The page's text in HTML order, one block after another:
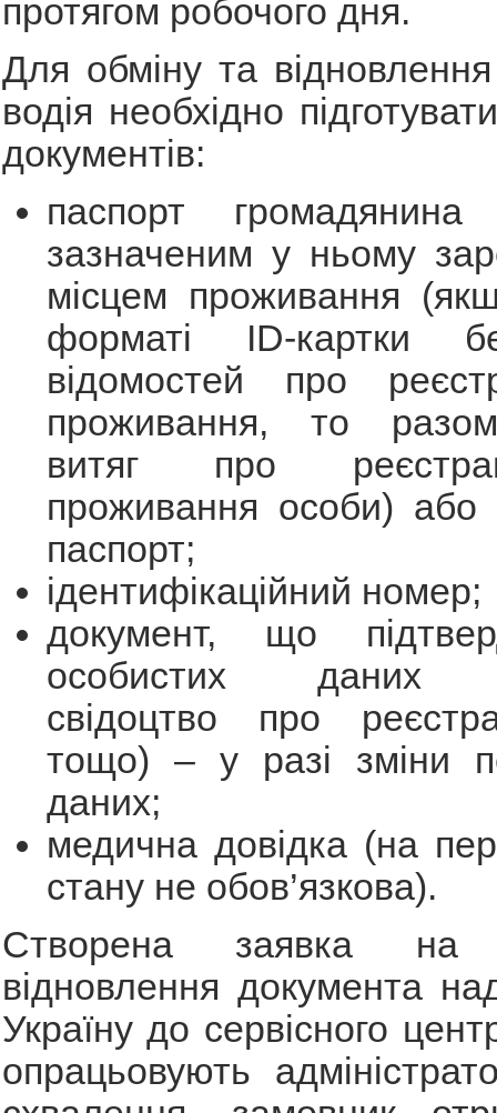
протягом робочого дня.
Для обміну та
водія необхідно
документів:
паспорт
зазначеним у ньому
місцем проживання
форматі ID-картки
відомостей про
проживання, то
витяг про
проживання особи) або
паспорт;
ідентифікаційний номер;
документ, що
особистих даних
свідоцтво про
тощо) – у разі зміни
даних;
медична довідка (на
стану не обов’язкова).
Створена заявка
відновлення документа
Україну до сервісного
опрацьовують